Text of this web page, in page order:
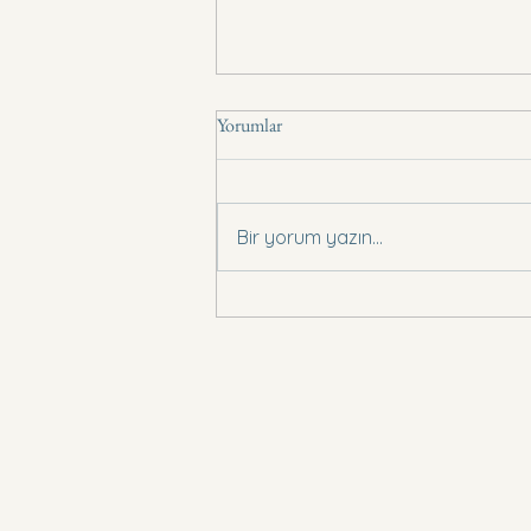
Yorumlar
Bir yorum yazın...